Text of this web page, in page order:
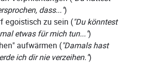
dass...")
egoistisch zu sein ("Du könntest
etwas für mich tun...")
aufwärmen ("Damals hast
ich dir nie verzeihen.")